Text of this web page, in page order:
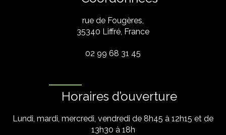
rue de Fougères,
35340 Liffré, France
02 99 68 31 45
Horaires d’ouverture
Lundi, mardi, mercredi, vendredi de 8h45 à 12h15 et de
13h30 à 18h